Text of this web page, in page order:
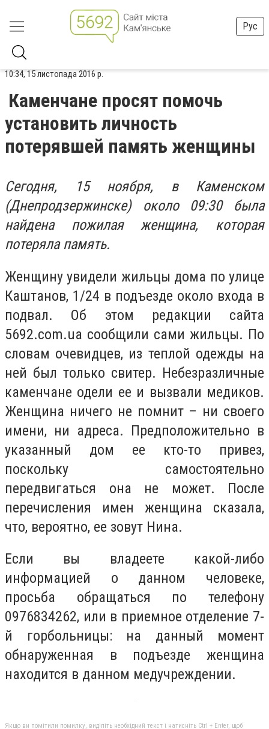
Рус
10:34, 15 листопада 2016 р.
Каменчане просят помочь
установить личность
потерявшей память женщины
Сегодня, 15 ноября, в Каменском
(Днепродзержинске) около 09:30 была
найдена пожилая женщина, которая
потеряла память.
Женщину увидели жильцы дома по улице
Каштанов, 1/24 в подъезде около входа в
подвал. Об этом редакции сайта
5692.com.ua сообщили сами жильцы. По
словам очевидцев, из теплой одежды на
ней был только свитер. Небезразличные
каменчане одели ее и вызвали медиков.
Женщина ничего не помнит – ни своего
имени, ни адреса. Предположительно в
указанный дом ее кто-то привез,
поскольку самостоятельно
передвигаться она не может. После
перечисления имен женщина сказала,
что, вероятно, ее зовут Нина.
Если вы владеете какой-либо
информацией о данном человеке,
просьба обращаться по телефону
0976834262, или в приемное отделение 7-
й горбольницы: на данный момент
обнаруженная в подъезде женщина
находится в данном медучреждении.
Якщо ви помітили помилку, виділіть необхідний текст і натисніть Ctrl + Enter, щоб